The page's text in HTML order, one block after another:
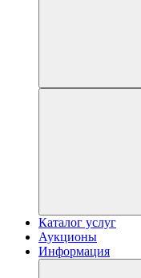
Каталог услуг
Аукционы
Информация